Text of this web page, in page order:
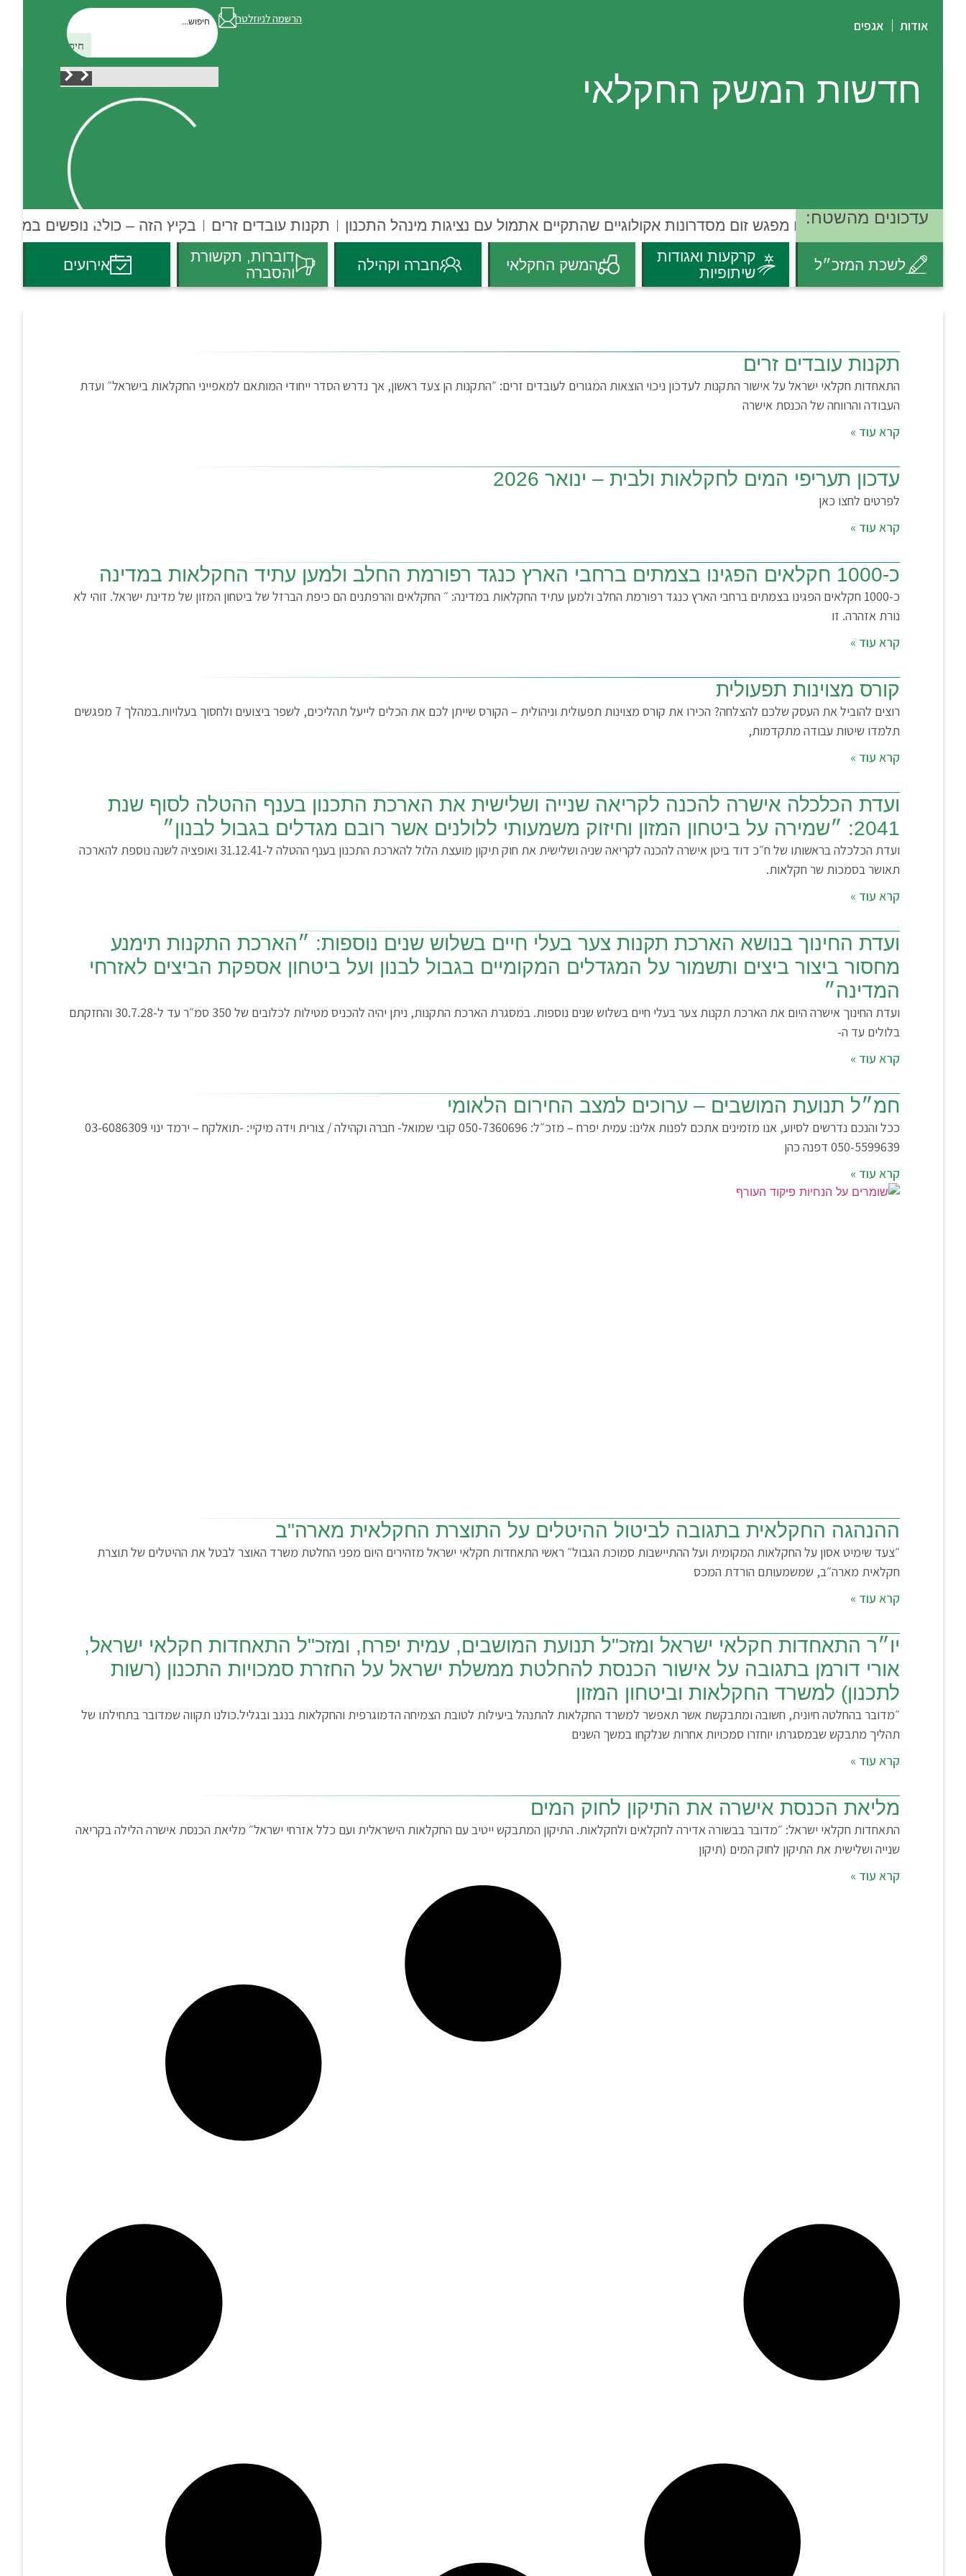
אודות אגפים הרשמה לניוזלטר
חיפוש
חדשות המשק החקלאי
עדכונים מהשטח:סיכום מפגש זום מסדרונות אקולוגיים שהתקיים אתמול עם נציגות מינהל התכנון תקנות עובדים זרים בקיץ הזה – כולנו נופשים
לשכת המזכ״ל
קרקעות ואגודות
שיתופיות
המשק החקלאי חברה וקהילה
דוברות, תקשורת
והסברה
אירועים
תקנות עובדים זרים
התאחדות חקלאי ישראל על אישור התקנות לעדכון ניכוי הוצאות המגורים לעובדים זרים: ״התקנות הן צעד ראשון, אך נדרש הסדר ייחודי המותאם למאפייני החקלאות בישראל״ ועדת
העבודה והרווחה של הכנסת אישרה
קרא עוד »
עדכון תעריפי המים לחקלאות ולבית – ינואר 2026
לפרטים לחצו כאן
קרא עוד »
כ-1000 חקלאים הפגינו בצמתים ברחבי הארץ כנגד רפורמת החלב ולמען עתיד החקלאות במדינה
כ-1000 חקלאים הפגינו בצמתים ברחבי הארץ כנגד רפורמת החלב ולמען עתיד החקלאות במדינה: ״ החקלאים והרפתנים הם כיפת הברזל של ביטחון המזון של מדינת ישראל. זוהי לא
נורת אזהרה. זו
קרא עוד »
קורס מצוינות תפעולית
רוצים להוביל את העסק שלכם להצלחה? הכירו את קורס מצוינות תפעולית וניהולית – הקורס שייתן לכם את הכלים לייעל תהליכים, לשפר ביצועים ולחסוך בעלויות.במהלך 7 מפגשים
תלמדו שיטות עבודה מתקדמות,
קרא עוד »
ועדת הכלכלה אישרה להכנה לקריאה שנייה ושלישית את הארכת התכנון בענף ההטלה לסוף שנת
2041: ״שמירה על ביטחון המזון וחיזוק משמעותי ללולנים אשר רובם מגדלים בגבול לבנון״
ועדת הכלכלה בראשותו של ח״כ דוד ביטן אישרה להכנה לקריאה שניה ושלישית את חוק תיקון מועצת הלול להארכת התכנון בענף ההטלה ל-31.12.41 ואופציה לשנה נוספת להארכה
תאושר בסמכות שר חקלאות.
קרא עוד »
ועדת החינוך בנושא הארכת תקנות צער בעלי חיים בשלוש שנים נוספות: ״הארכת התקנות תימנע
מחסור ביצור ביצים ותשמור על המגדלים המקומיים בגבול לבנון ועל ביטחון אספקת הביצים לאזרחי
המדינה״
ועדת החינוך אישרה היום את הארכת תקנות צער בעלי חיים בשלוש שנים נוספות. במסגרת הארכת התקנות, ניתן יהיה להכניס מטילות לכלובים של 350 סמ״ר עד ל-30.7.28 והחזקתם
בלולים עד ה-
קרא עוד »
חמ״ל תנועת המושבים – ערוכים למצב החירום הלאומי
ככל והנכם נדרשים לסיוע, אנו מזמינים אתכם לפנות אלינו: עמית יפרח – מזכ״ל: 050-7360696‬ קובי שמואל- חברה וקהילה / צורית וידה מיקיי:‭‬ ‭03-6086309 יוני דמרי – חקלאות-
050-5599639‬ דפנה כהן
קרא עוד »
ההנהגה החקלאית בתגובה לביטול ההיטלים על התוצרת החקלאית מארה"ב
״צעד שימיט אסון על החקלאות המקומית ועל ההתיישבות סמוכת הגבול״ ראשי התאחדות חקלאי ישראל מזהירים היום מפני החלטת משרד האוצר לבטל את ההיטלים של תוצרת
חקלאית מארה״ב, שמשמעותם הורדת המכס
קרא עוד »
יו״ר התאחדות חקלאי ישראל ומזכ"ל תנועת המושבים, עמית יפרח, ומזכ"ל התאחדות חקלאי ישראל,
אורי דורמן בתגובה על אישור הכנסת להחלטת ממשלת ישראל על החזרת סמכויות התכנון (רשות
לתכנון) למשרד החקלאות וביטחון המזון
״מדובר בהחלטה חיונית, חשובה ומתבקשת אשר תאפשר למשרד החקלאות להתנהל ביעילות לטובת הצמיחה הדמוגרפית והחקלאות בנגב ובגליל.כולנו תקווה שמדובר בתחילתו של
תהליך מתבקש שבמסגרתו יוחזרו סמכויות אחרות שנלקחו במשך השנים
קרא עוד »
מליאת הכנסת אישרה את התיקון לחוק המים
התאחדות חקלאי ישראל: ״מדובר בבשורה אדירה לחקלאים ולחקלאות. התיקון המתבקש ייטיב עם החקלאות הישראלית ועם כלל אזרחי ישראל״ מליאת הכנסת אישרה הלילה בקריאה
שנייה ושלישית את התיקון לחוק המים (תיקון
קרא עוד »